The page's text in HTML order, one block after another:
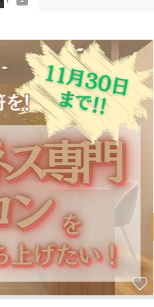
CAMPFIRE for Social Good
CAMPFIREふるさと納税